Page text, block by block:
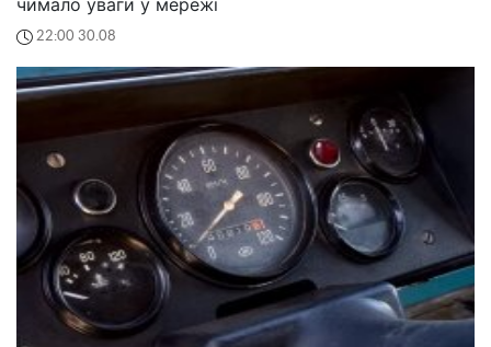
22:00 30.08